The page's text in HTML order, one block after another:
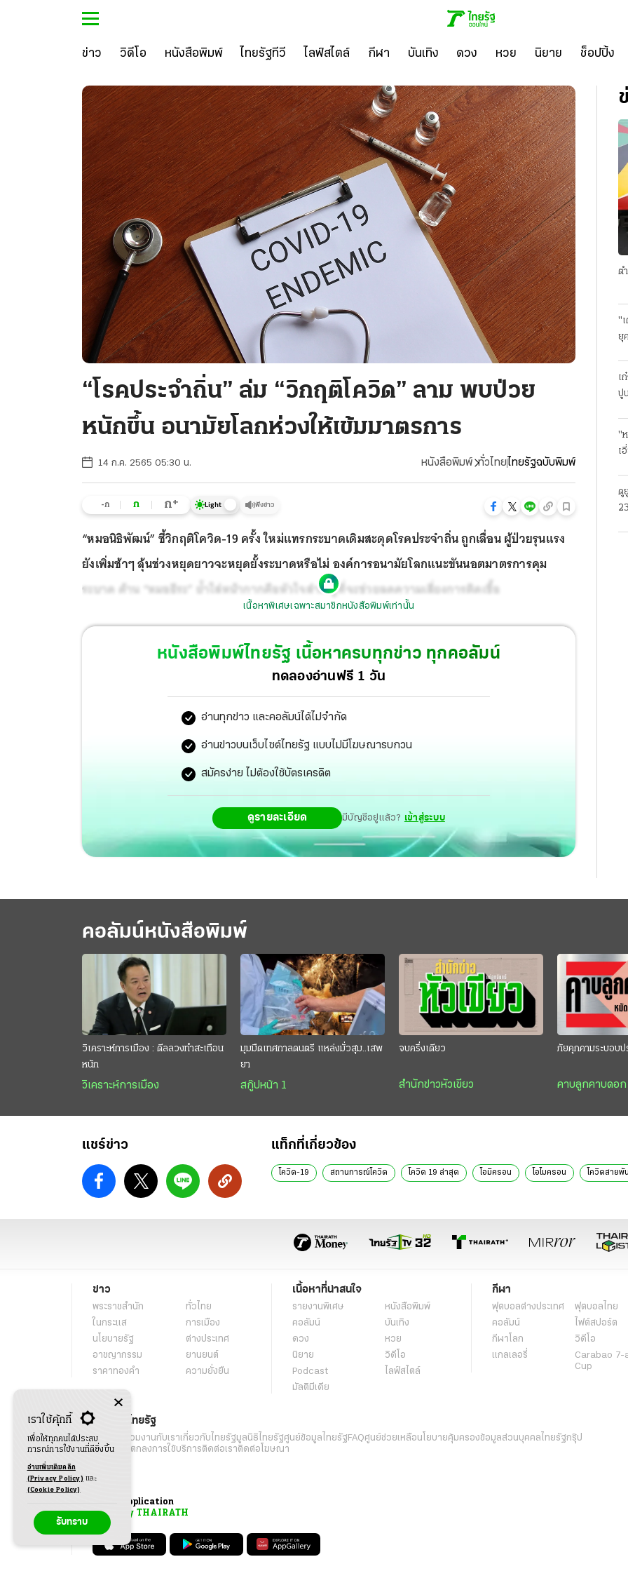
ข่าว วิดีโอ หนังสือพิมพ์ ไทยรัฐทีวี ไลฟ์สไตล์ กีฬา บันเทิง ดวง หวย นิยาย ช็อปปิ้ง
“โรคประจําถิ่น” ล่ม “วิกฤติโควิด” ลาม พบป่วย
หนักขึ้น อนามัยโลกห่วงให้เข้มมาตรการ
14 ก.ค. 2565 05:30 น. หนังสือพิมพ์ ทั่วไทยไทยรัฐฉบับพิมพ์
-ก ก ก+ Light ฟังข่าว
“หมอนิธิพัฒน์” ชี้วิกฤติโควิด-19 ครั้ง ใหม่แทรกระบาดเดิมสะดุดโรคประจำถิ่น ถูกเลื่อน ผู้ป่วยรุนแรง
ยังเพิ่มช้าๆ ลุ้นช่วงหยุดยาวจะหยุดยั้งระบาดหรือไม่ องค์การอนามัยโลกแนะขันนอตมาตรการคุม
ระบาด ด้าน “หมอธีระ” ย้ำใส่หน้ากากคือหัวใจสำคัญที่จะช่วยลดความเสี่ยงการติดเชื้อ
เนื้อหาพิเศษเฉพาะสมาชิกหนังสือพิมพ์เท่านั้น
หนังสือพิมพ์ไทยรัฐ เนื้อหาครบทุกข่าว ทุกคอลัมน์
ทดลองอ่านฟรี 1 วัน
อ่านทุกข่าว และคอลัมน์ได้ไม่จำกัด
อ่านข่าวบนเว็บไซต์ไทยรัฐ แบบไม่มีโฆษณารบกวน
สมัครง่าย ไม่ต้องใช้บัตรเครดิต
ดูรายละเอียด มีบัญชีอยู่แล้ว? เข้าสู่ระบบ
ต
"
ยุ
เ
ปู
"
เ
ดู
คอลัมน์หนังสือพิมพ์
วิเคราะห์การเมือง : ดีลลวงทำสะเทือน
หนัก
วิเคราะห์การเมือง
มุมมืดเทศกาลดนตรี แหล่งมั่วสุม..เสพ
ยา
สกู๊ปหน้า 1
จบครึ่งเดียว
สำนักข่าวหัวเขียว
ภัยคุกคามระบอบป
คาบลูกคาบดอก
แชร์ข่าว แท็กที่เกี่ยวข้อง
โควิด-19 สถานการณ์โควิด โควิด 19 ล่าสุด โอมิครอน โอไมครอน โควิดสายพั
ข่าว
พระราชสำนัก
ทั่วไทย
ในกระแส
การเมือง
นโยบายรัฐ
ต่างประเทศ
อาชญากรรม
ยานยนต์
ราคาทองคำ
ความยั่งยืน
เนื้อหาที่น่าสนใจ
รายงานพิเศษ
หนังสือพิมพ์
คอลัมน์
บันเทิง
ดวง
หวย
นิยาย
วิดีโอ
Podcast
ไลฟ์สไตล์
มัลติมีเดีย
กีฬา
ฟุตบอลต่่างประเทศ
ฟุตบอลไทย
คอลัมน์
ไฟต์สปอร์ต
กีฬาโลก
วิดีโอ
แกลเลอรี่
Carabao 7-
Cup
เกี่ยวกับไทยรัฐ
กิจกรรม ร่วมงานกับเราเกี่ยวกับไทยรัฐมูลนิธิไทยรัฐศูนย์ข้อมูลไทยรัฐFAQศูนย์ช่วยเหลือนโยบายคุ้มครองข้อมูลส่วนบุคคลไทยรัฐกรุ๊ป
เงื่อนไขข้อตกลงการใช้บริการติดต่อเราติดต่อโฆษณา
Application
My THAIRATH
เราใช้คุ้กกี้
เพื่อให้ทุกคนได้ประสบ
การณ์การใช้งานที่ดียิ่งขึ้น
อ่านเพิ่มเติมคลิก
(Privacy Policy) และ
(Cookie Policy)
รับทราบ